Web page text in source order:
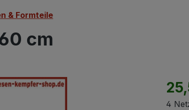
& Formteile
cm
4